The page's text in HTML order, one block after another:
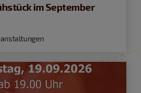
im September